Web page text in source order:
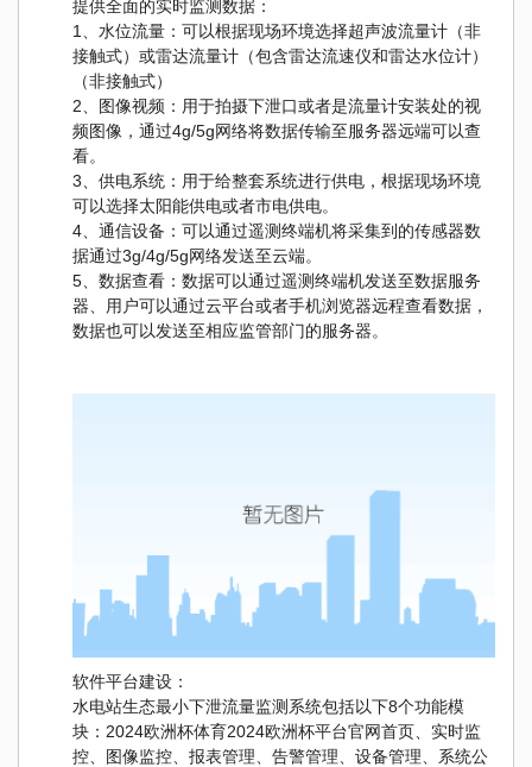
提供全面的实时监测数据：
1、水位流量：可以根据现场环境选择超声波流量计（非
接触式）或雷达流量计（包含雷达流速仪和雷达水位计）
（非接触式）
2、图像视频：用于拍摄下泄口或者是流量计安装处的视
频图像，通过4g/5g网络将数据传输至服务器远端可以查
看。
3、供电系统：用于给整套系统进行供电，根据现场环境
可以选择太阳能供电或者市电供电。
4、通信设备：可以通过遥测终端机将采集到的传感器数
据通过3g/4g/5g网络发送至云端。
5、数据查看：数据可以通过遥测终端机发送至数据服务
器、用户可以通过云平台或者手机浏览器远程查看数据，
数据也可以发送至相应监管部门的服务器。
软件平台建设：
水电站生态最小下泄流量监测系统包括以下8个功能模
块：2024欧洲杯体育2024欧洲杯平台官网首页、实时监
控、图像监控、报表管理、告警管理、设备管理、系统公